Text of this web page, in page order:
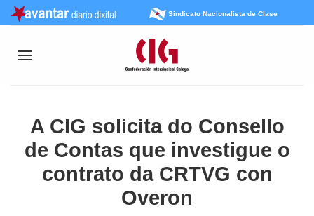
Sindicato Nacionalista de Clase
A CIG solicita do Consello
de Contas que investigue o
contrato da CRTVG con
Overon